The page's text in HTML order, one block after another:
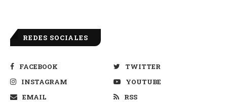
REDES SOCIALES
FACEBOOK
TWITTER
INSTAGRAM
YOUTUBE
EMAIL
RSS